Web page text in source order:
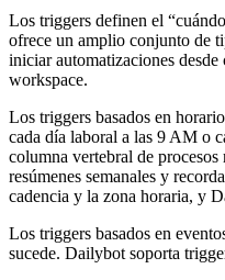
Los triggers definen el
ofrece un amplio conjunto de
iniciar automatizaciones
workspace.
Los triggers basados en
cada día laboral a las 9 AM o
columna vertebral de procesos
resúmenes semanales y
cadencia y la zona horaria, y
Los triggers basados en
sucede. Dailybot soporta